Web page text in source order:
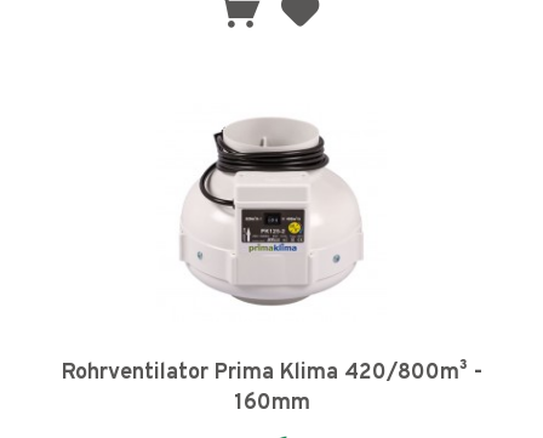
Rohrventilator Prima Klima 420/800m³ -
160mm